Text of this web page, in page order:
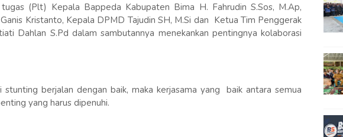
(Plt) Kepala Bappeda Kabupaten Bima H. Fahrudin S.Sos, M.Ap,
Kristanto, Kepala DPMD Tajudin SH, M.Si dan Ketua Tim Penggerak
Dahlan S.Pd dalam sambutannya menekankan pentingnya kolaborasi
stunting berjalan dengan baik, maka kerjasama yang baik antara semua
yang harus dipenuhi.